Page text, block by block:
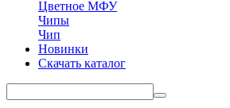
Цветное МФУ
Чипы
Чип
Новинки
Скачать каталог